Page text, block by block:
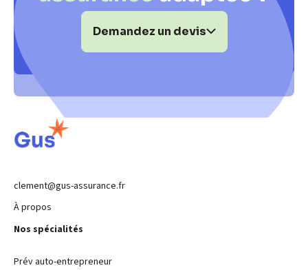
Demandez un devis
clement@gus-assurance.fr
À propos
Nos spécialités
Prév auto-entrepreneur